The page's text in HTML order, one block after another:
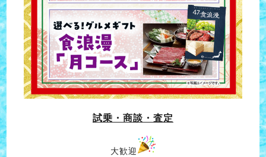
試乗・商談・査定
大歓迎